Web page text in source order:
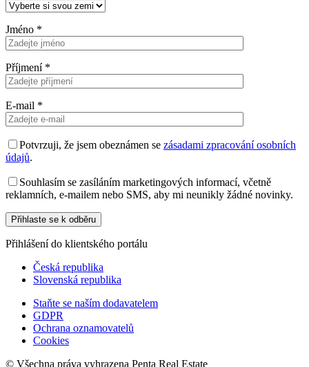
Jméno *
Příjmení *
E-mail *
Potvrzuji, že jsem obeznámen se zásadami zpracování osobních
údajů.
Souhlasím se zasíláním marketingových informací, včetně
reklamních, e-mailem nebo SMS, aby mi neunikly žádné novinky.
Přihlášení do klientského portálu
Česká republika
Slovenská republika
Staňte se naším dodavatelem
GDPR
Ochrana oznamovatelů
Cookies
© Všechna práva vyhrazena Penta Real Estate